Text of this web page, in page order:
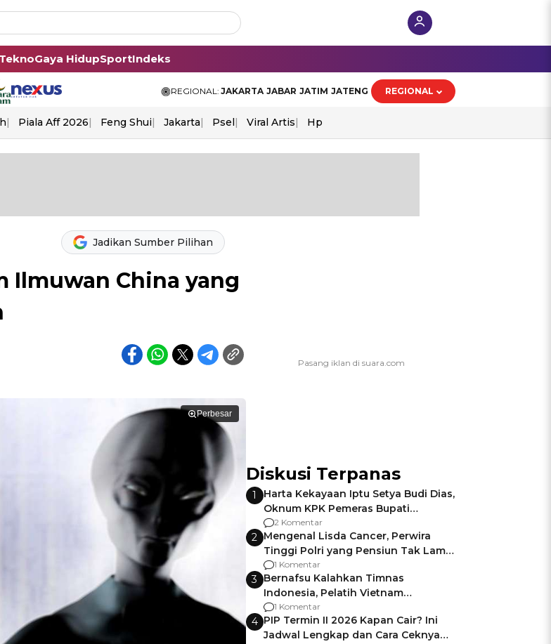
TeknoGaya HidupSportIndeks
REGIONAL: JAKARTA JABAR JATIM JATENG REGIONAL
Piala Aff 2026 Feng Shui Jakarta Psel Viral Artis Hp
Jadikan Sumber Pilihan
Ilmuwan China yang
Perbesar
Diskusi Terpanas
1
Harta Kekayaan Iptu Setya Budi Dias,
Oknum KPK Pemeras Bupati
Pemalang
2 Komentar
2 Mengenal Lisda Cancer, Perwira
Tinggi Polri yang Pensiun Tak Lama
Usai Jadi Brigjen
1 Komentar
3 Bernafsu Kalahkan Timnas
Indonesia, Pelatih Vietnam
Berencana Pakai Jimat di Pakansari
1 Komentar
4 PIP Termin II 2026 Kapan Cair? Ini
Jadwal Lengkap dan Cara Ceknya